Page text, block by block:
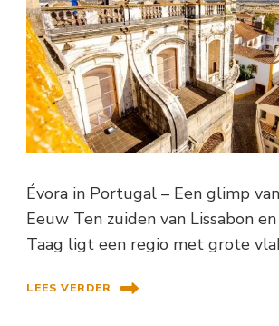
Évora in Portugal – Een glimp
Eeuw Ten zuiden van Lissabon
Taag ligt een regio met grote
LEES VERDER